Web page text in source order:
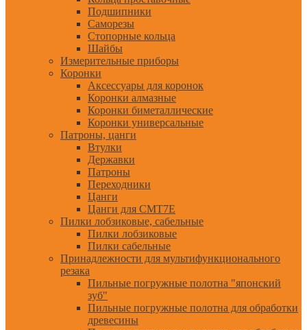
Подшипники
Саморезы
Стопорные кольца
Шайбы
Измерительные приборы
Коронки
Аксессуары для коронок
Коронки алмазные
Коронки биметаллические
Коронки универсальные
Патроны, цанги
Втулки
Державки
Патроны
Переходники
Цанги
Цанги для CMT7E
Пилки лобзиковые, сабельные
Пилки лобзиковые
Пилки сабельные
Принадлежности для мультифункционального
резака
Пильные погружные полотна "японский
зуб"
Пильные погружные полотна для обработки
древесины